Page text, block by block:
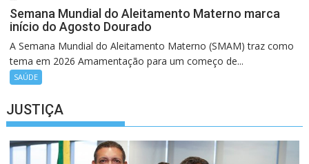
Semana Mundial do Aleitamento Materno marca
início do Agosto Dourado
A Semana Mundial do Aleitamento Materno (SMAM) traz como
tema em 2026 Amamentação para um começo de...
SAÚDE
JUSTIÇA